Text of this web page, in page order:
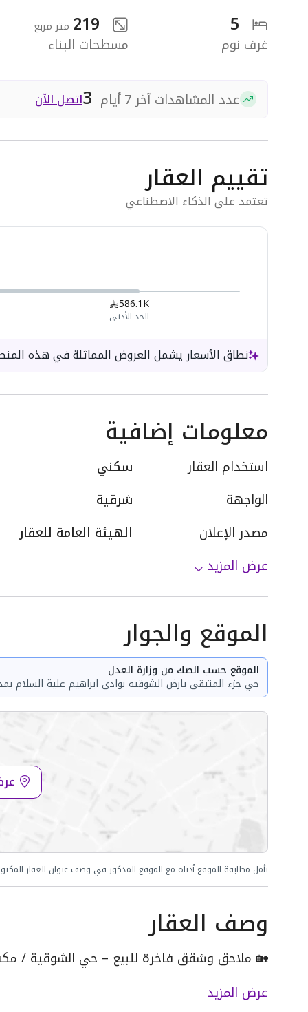
5
غرف نوم
219 متر مربع
مسطحات البناء
عدد المشاهدات آخر 7 أيام 3اتصل الآن
تقييم العقار
تعتمد على الذكاء الاصطناعي
586.1K
الحد الأدنى
نطاق الأسعار يشمل العروض المماثلة في هذه
معلومات إضافية
استخدام العقار سكني
الواجهة
شرقية
مصدر الإعلان
الهيئة العامة للعقار
عرض المزيد
الموقع والجوار
الموقع حسب الصك من وزارة العدل
نأمل مطابقة الموقع أدناه مع الموقع المذكور في وصف عنوان العقار
وصف العقار
🏡 ملاحق وشقق فاخرة للبيع – حي الشوقية /
✨ تفاصيل الشقق والملاحق:
عرض المزيد